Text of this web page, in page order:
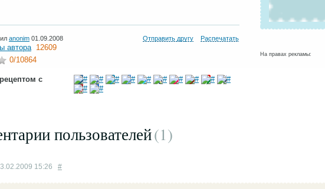
anonim 01.09.2008 Отправить другу Распечатать
автора
12609
0/10864
с
На правах рекламы:
пользователей(1)
15:26 #